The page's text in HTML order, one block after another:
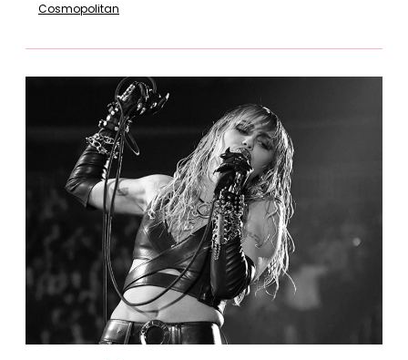
Cosmopolitan